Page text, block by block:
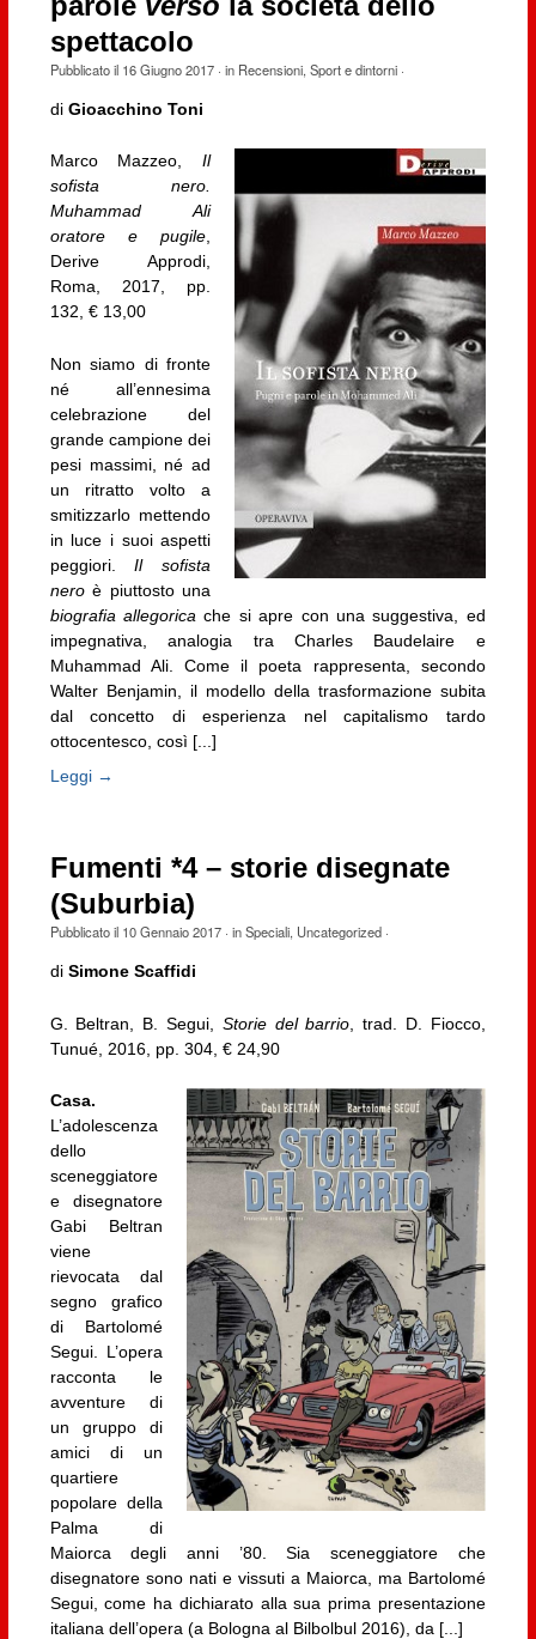
spettacolo
Pubblicato il 16 Giugno 2017· in Recensioni, Sport e dintorni·
di Gioacchino Toni
Marco Mazzeo,Il
sofista nero.
Muhammad Ali
oratore e pugile,
Derive Approdi,
Roma, 2017, pp.
132, € 13,00
Non siamo di fronte
né all’ennesima
celebrazione del
grande campione dei
pesi massimi, né ad
un ritratto volto a
smitizzarlo mettendo
in luce i suoi aspetti
peggiori.Il sofista
neroè piuttosto una
biografia allegorica che si apre con una suggestiva, ed
impegnativa, analogia tra Charles Baudelaire e
Muhammad Ali. Come il poeta rappresenta, secondo
Walter Benjamin, il modello della trasformazione subita
dal concetto di esperienza nel capitalismo tardo
ottocentesco, così [...]
Leggi →
Fumenti *4 – storie disegnate
(Suburbia)
Pubblicato il 10 Gennaio 2017· inSpeciali, Uncategorized·
diSimone Scaffidi
G. Beltran, B. Segui, Storie del barrio , trad. D. Fiocco,
Tunué, 2016, pp. 304, € 24,90
Casa.
L’adolescenza
dello
sceneggiatore
e disegnatore
Gabi Beltran
viene
rievocata dal
segno grafico
di Bartolomé
Segui. L’opera
racconta le
avventure di
un gruppo di
amici di un
quartiere
popolare della
Palma di
Maiorca degli anni ’80. Sia sceneggiatore che
disegnatore sono nati e vissuti a Maiorca, ma Bartolomé
Segui, come ha dichiarato alla sua prima presentazione
italiana dell’opera (a Bologna al Bilbolbul 2016), da [...]